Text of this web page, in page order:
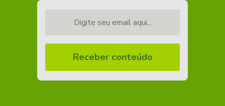
Receber conteúdo